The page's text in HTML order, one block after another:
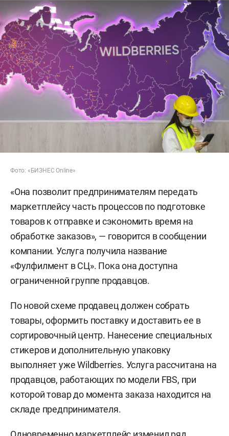
Фото: «БИЗНЕС Online»
«Она позволит предпринимателям передать
маркетплейсу часть процессов по подготовке
товаров к отправке и сэкономить время на
обработке заказов», — говорится в сообщении
компании. Услуга получила название
«Фулфилмент в СЦ». Пока она доступна
ограниченной группе продавцов.
По новой схеме продавец должен собрать
товары, оформить поставку и доставить ее в
сортировочный центр. Нанесение специальных
стикеров и дополнительную упаковку
выполняет уже Wildberries. Услуга рассчитана на
продавцов, работающих по модели FBS, при
которой товар до момента заказа находится на
складе предпринимателя.